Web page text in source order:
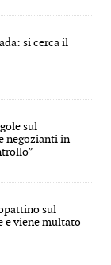
si cerca il
sul
negozianti in
sul
e viene multato